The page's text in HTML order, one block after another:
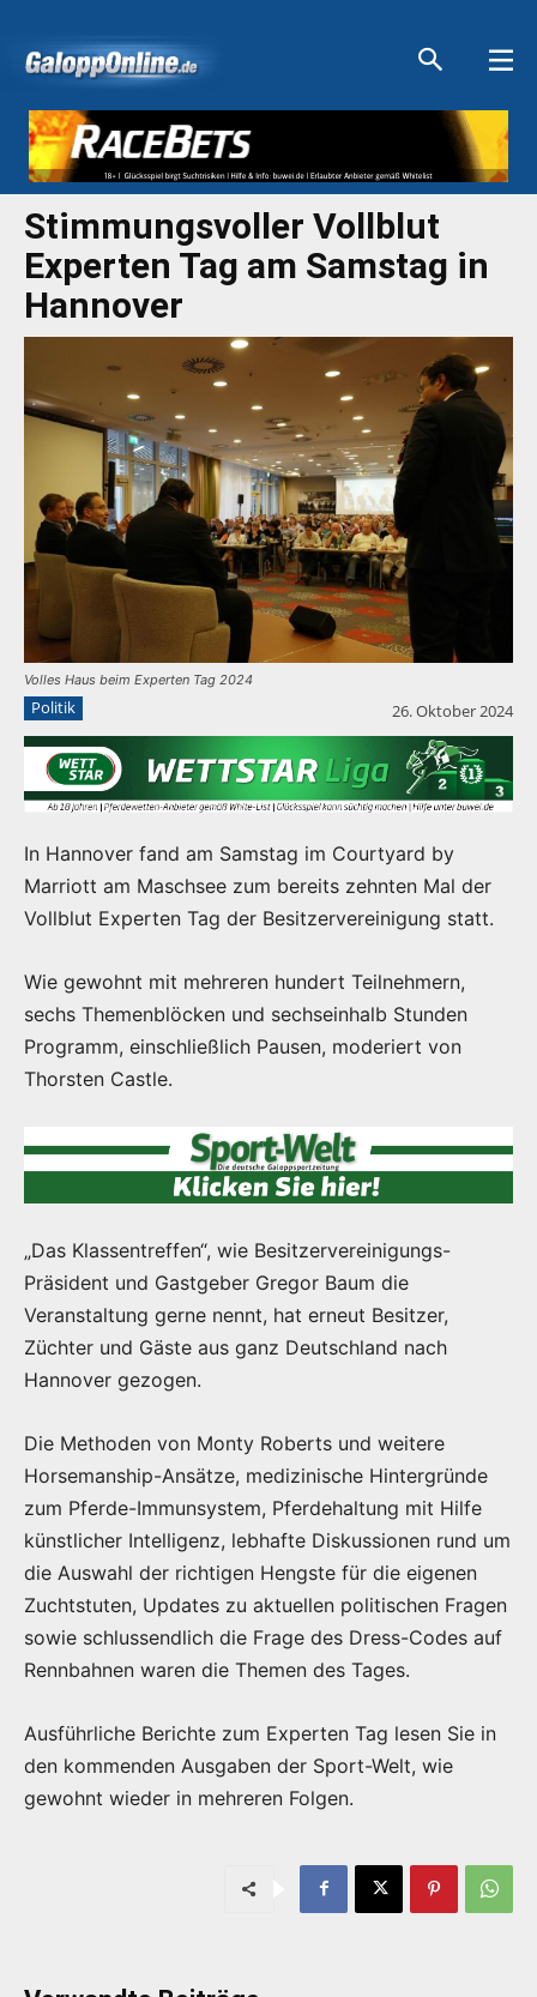
Stimmungsvoller Vollblut
Experten Tag am Samstag in
Hannover
Volles Haus beim Experten Tag 2024
Politik 26. Oktober 2024
In Hannover fand am Samstag im Courtyard by
Marriott am Maschsee zum bereits zehnten Mal der
Vollblut Experten Tag der Besitzervereinigung statt.
Wie gewohnt mit mehreren hundert Teilnehmern,
sechs Themenblöcken und sechseinhalb Stunden
Programm, einschließlich Pausen, moderiert von
Thorsten Castle.
„Das Klassentreffen“, wie Besitzervereinigungs-
Präsident und Gastgeber Gregor Baum die
Veranstaltung gerne nennt, hat erneut Besitzer,
Züchter und Gäste aus ganz Deutschland nach
Hannover gezogen.
Die Methoden von Monty Roberts und weitere
Horsemanship-Ansätze, medizinische Hintergründe
zum Pferde-Immunsystem, Pferdehaltung mit Hilfe
künstlicher Intelligenz, lebhafte Diskussionen rund um
die Auswahl der richtigen Hengste für die eigenen
Zuchtstuten, Updates zu aktuellen politischen Fragen
sowie schlussendlich die Frage des Dress-Codes auf
Rennbahnen waren die Themen des Tages.
Ausführliche Berichte zum Experten Tag lesen Sie in
den kommenden Ausgaben der Sport-Welt, wie
gewohnt wieder in mehreren Folgen.